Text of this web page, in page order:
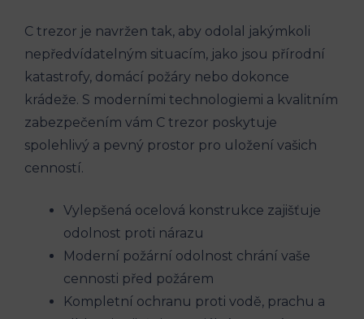
C trezor je navržen tak, aby odolal jakýmkoli
nepředvídatelným situacím, jako jsou přírodní
katastrofy, domácí požáry nebo dokonce
krádeže. S moderními technologiemi a kvalitním
zabezpečením vám C trezor poskytuje
spolehlivý a pevný prostor pro uložení vašich
cenností.
Vylepšená ocelová konstrukce zajišťuje
odolnost proti nárazu
Moderní požární odolnost chrání vaše
cennosti před požárem
Kompletní ochranu proti vodě, prachu a